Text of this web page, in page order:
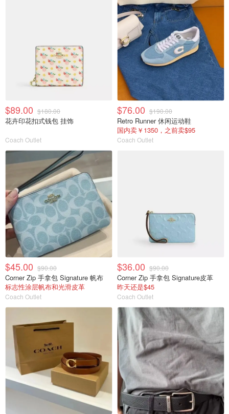
$89.00 $180.00
花卉印花扣式钱包 挂饰
Coach Outlet
$76.00 $190.00
Retro Runner 休闲运动鞋
国内卖￥1350，之前卖$95
Coach Outlet
$45.00 $90.00
Corner Zip 手拿包 Signature 帆布
标志性涂层帆布和光滑皮革
Coach Outlet
$36.00 $90.00
Corner Zip 手拿包 Signature皮革
昨天还是$45
Coach Outlet